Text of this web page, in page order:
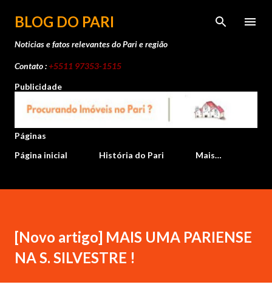
Pular para o conteúdo principal
BLOG DO PARI
Noticias e fatos relevantes do Pari e região
Contato :+5511 97353-1515
Publicidade
Páginas
Página inicial
História do Pari Mais…
[Novo artigo] MAIS UMA PARIENSE
NA S. SILVESTRE !